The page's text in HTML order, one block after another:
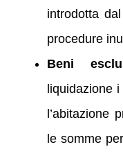
introdotta
procedure
Beni
liquidazione
l’abitazione
le somme